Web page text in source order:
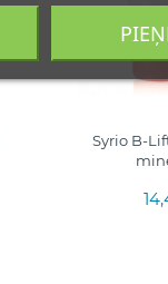
Syrio B-